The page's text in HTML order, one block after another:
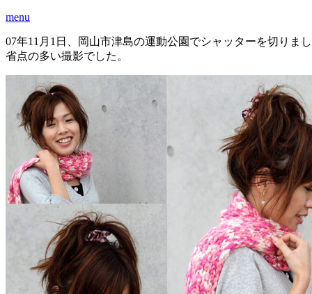
menu
07年11月1日、岡山市津島の運動公園でシャッターを切りま
省点の多い撮影でした。